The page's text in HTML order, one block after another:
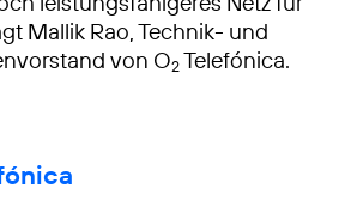
Mallik Rao, Technik- und
von O2Telefónica.